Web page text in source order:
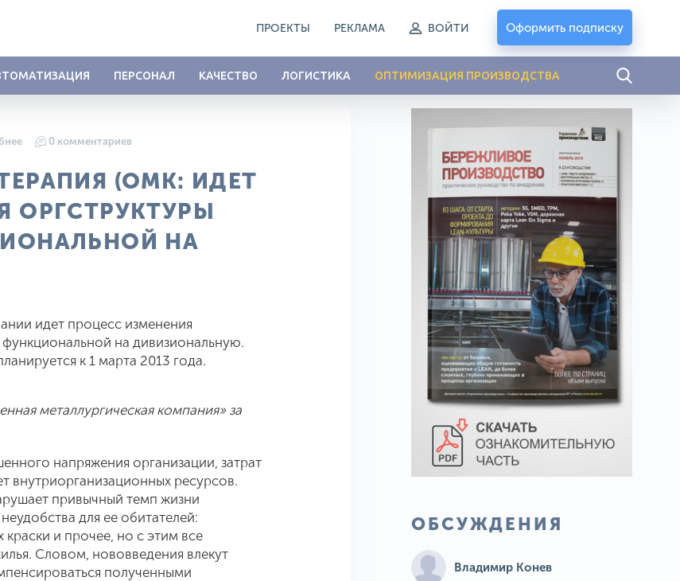
ПРОЕКТЫ РЕКЛАМА ВОЙТИ Оформить подписку
ПЕРСОНАЛ КАЧЕСТВО ЛОГИСТИКА ОПТИМИЗАЦИЯ ПРОИЗВОДСТВА
0 комментариев
(ОМК: ИДЕТ
ОРГСТРУКТУРЫ
НА
идет процесс изменения
на дивизиональную.
к 1 марта 2013 года.
металлургическая компания» за
напряжения организации, затрат
внутриорганизационных ресурсов.
привычный темп жизни
для ее обитателей:
и прочее, но с этим все
Словом, нововведения влекут
полученными
ОБСУЖДЕНИЯ
Владимир Конев